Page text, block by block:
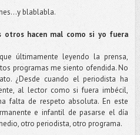
blablabla.
otros hacen mal como si yo fuera
últimamente leyendo la prensa,
programas me siento ofendida. No
¿Desde cuando el periodista ha
al lector como si fuera imbécil,
falta de respeto absoluta. En este
e infantil de pasarse el día
otro periodista, otro programa.